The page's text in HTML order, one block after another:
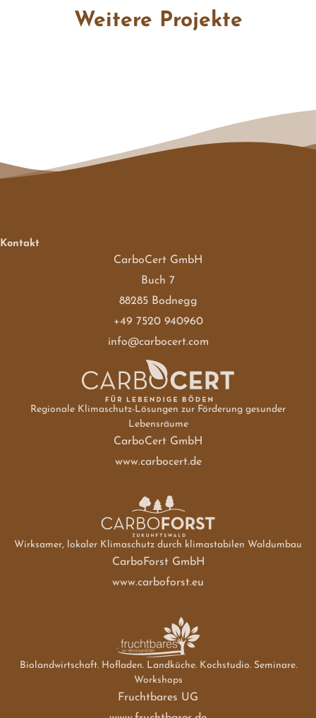
Weitere Projekte
Kontakt
CarboCert GmbH
Buch 7
88285 Bodnegg
+49 7520 940960
info@carbocert.com
Regionale Klimaschutz-Lösungen zur Förderung gesunder
Lebensräume
CarboCert GmbH
www.carbocert.de
Wirksamer, lokaler Klimaschutz durch klimastabilen Waldumbau
CarboForst GmbH
www.carboforst.eu
Biolandwirtschaft. Hofladen. Landküche. Kochstudio. Seminare.
Workshops
Fruchtbares UG